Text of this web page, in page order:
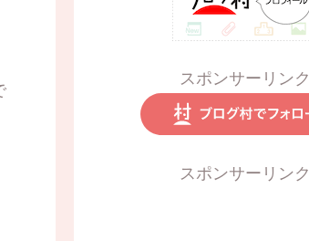
スポンサーリンク
スポンサーリンク